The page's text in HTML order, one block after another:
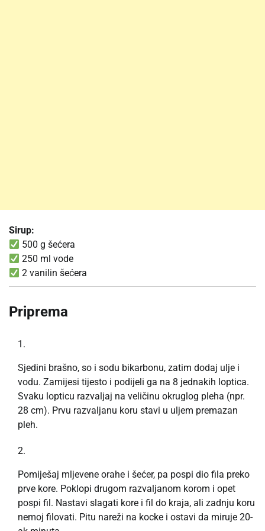
Sirup:
500 g šećera
250 ml vode
2 vanilin šećera
Priprema
Sjedini brašno, so i sodu bikarbonu, zatim dodaj ulje i
vodu. Zamijesi tijesto i podijeli ga na 8 jednakih loptica.
Svaku lopticu razvaljaj na veličinu okruglog pleha (npr.
28 cm). Prvu razvaljanu koru stavi u uljem premazan
pleh.
Pomiješaj mljevene orahe i šećer, pa pospi dio fila preko
prve kore. Poklopi drugom razvaljanom korom i opet
pospi fil. Nastavi slagati kore i fil do kraja, ali zadnju koru
nemoj filovati. Pitu nareži na kocke i ostavi da miruje 20-